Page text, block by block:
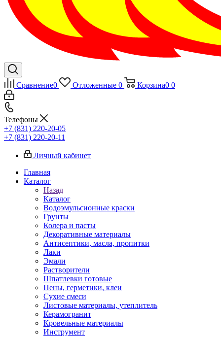
Сравнение0 Отложенные 0 Корзина0 0
Телефоны
+7 (831) 220-20-05
+7 (831) 220-20-11
Личный кабинет
Главная
Каталог
Назад
Каталог
Водоэмульсионные краски
Грунты
Колера и пасты
Декоративные материалы
Антисептики, масла, пропитки
Лаки
Эмали
Растворители
Шпатлевки готовые
Пены, герметики, клеи
Сухие смеси
Листовые материалы, утеплитель
Керамогранит
Кровельные материалы
Инструмент